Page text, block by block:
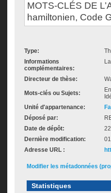
MOTS-CLÉS DE
hamiltonien, Code
Type:
Informations
complémentaires:
Directeur de thèse:
Mots-clés ou Sujets:
Unité d'appartenance:
Déposé par:
Date de dépôt:
Dernière modification:
Adresse URL :
Modifier les métadonnées
Statistiques